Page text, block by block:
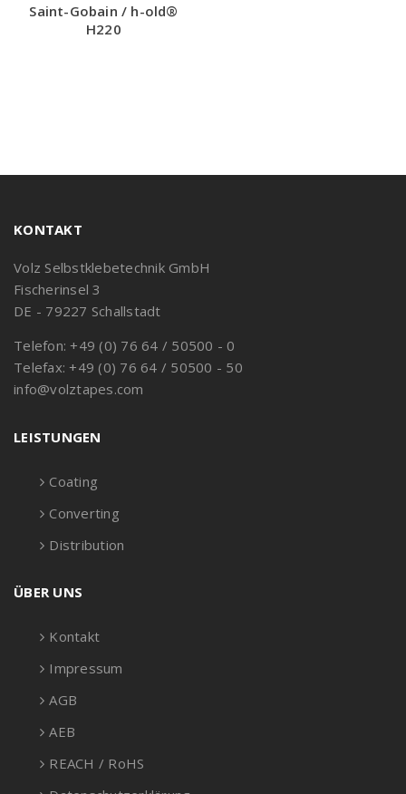
Saint-Gobain / h-old®
H220
KONTAKT
Volz Selbstklebetechnik GmbH
Fischerinsel 3
DE - 79227 Schallstadt
Telefon: +49 (0) 76 64 / 50500 - 0
Telefax: +49 (0) 76 64 / 50500 - 50
info@volztapes.com
LEISTUNGEN
Coating
Converting
Distribution
ÜBER UNS
Kontakt
Impressum
AGB
AEB
REACH / RoHS